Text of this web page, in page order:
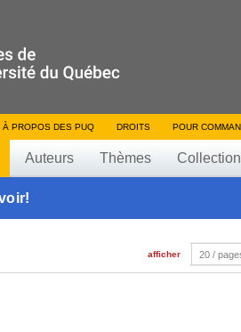
À PROPOS DES PUQ DROITS POUR
Auteurs Thèmes
afficher 20 /